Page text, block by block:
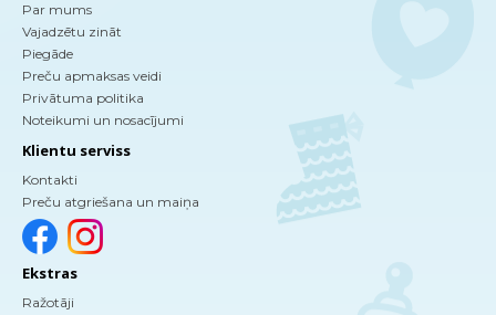
Par mums
Vajadzētu zināt
Piegāde
Preču apmaksas veidi
Privātuma politika
Noteikumi un nosacījumi
Klientu serviss
Kontakti
Preču atgriešana un maiņa
Ekstras
Ražotāji